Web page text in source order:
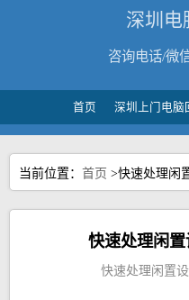
深圳电
咨询电话/微信
首页 深圳上门电脑
当前位置： 首页 >快速处理闲
快速处理闲置
快速处理闲置